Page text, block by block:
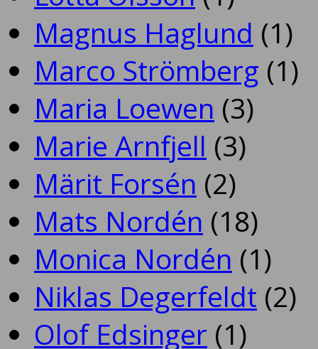
Magnus Haglund (1)
Marco Strömberg (1)
Maria Loewen (3)
Marie Arnfjell (3)
Märit Forsén (2)
Mats Nordén (18)
Monica Nordén (1)
Niklas Degerfeldt (2)
Olof Edsinger (1)